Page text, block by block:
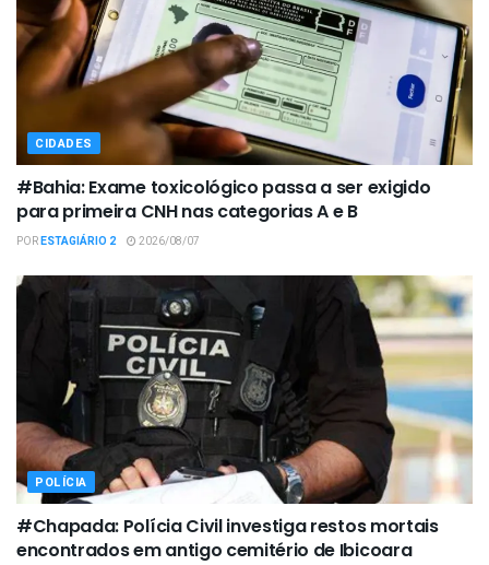
CIDADES
#Bahia: Exame toxicológico passa a ser exigido
para primeira CNH nas categorias A e B
PORESTAGIÁRIO 2 2026/08/07
POLÍCIA
#Chapada: Polícia Civil investiga restos mortais
encontrados em antigo cemitério de Ibicoara